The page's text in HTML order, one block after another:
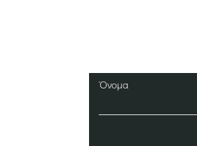
Όνομα